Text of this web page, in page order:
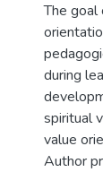
The goal
during
spiritual
value
Author